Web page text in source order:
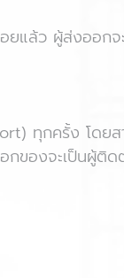
ยแล้ว ผู้ส่งออก
ทุกครั้ง โดยส
องจะเป็นผู้ติด